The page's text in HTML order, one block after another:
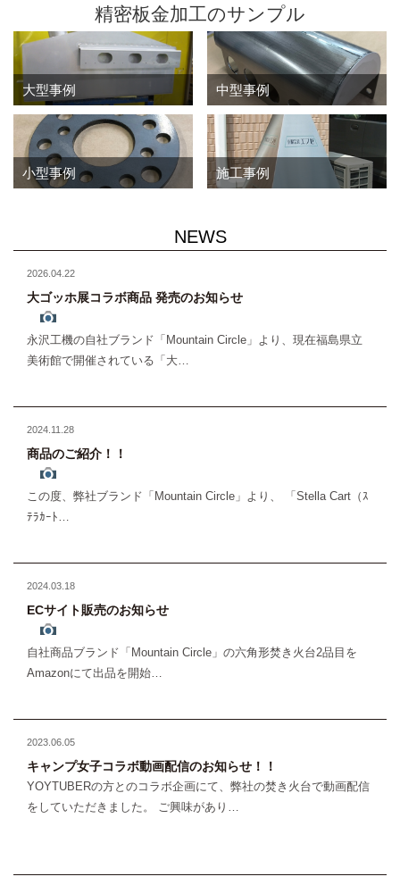
精密板金加工のサンプル
大型事例 中型事例
小型事例 施工事例
NEWS
2026.04.22
大ゴッホ展コラボ商品 発売のお知らせ
永沢工機の自社ブランド「Mountain Circle」より、現在福島県立
美術館で開催されている「大…
2024.11.28
商品のご紹介！！
この度、弊社ブランド「Mountain Circle」より、 「Stella Cart（ｽ
ﾃﾗｶｰﾄ…
2024.03.18
ECサイト販売のお知らせ
自社商品ブランド「Mountain Circle」の六角形焚き火台2品目を
Amazonにて出品を開始…
2023.06.05
キャンプ女子コラボ動画配信のお知らせ！！
YOYTUBERの方とのコラボ企画にて、弊社の焚き火台で動画配信
をしていただきました。 ご興味があり…